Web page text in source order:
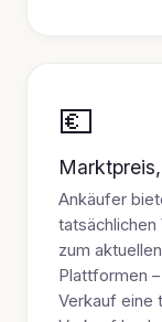
💶
Ankäufer
zum
Plattformen
Verkauf eine